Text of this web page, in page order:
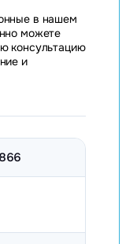
в нашем
можете
консультацию
и